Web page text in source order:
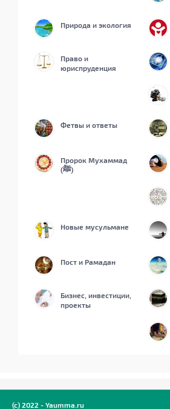
Природа и экология
Право и
юриспруденция
Фетвы и ответы
Пророк Мухаммад
(ﷺ)
Новые мусульмане
Пост и Рамадан
Бизнес, инвестиции,
проекты
(c) 2022 - Yaumma.ru